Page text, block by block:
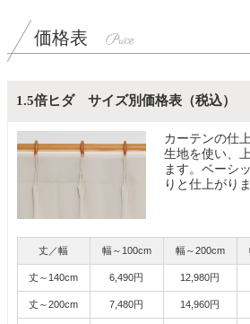
価格表
1.5倍ヒダ サイズ別価格表（税込）
カーテンの仕
生地を使い、
ます。ベーシ
りと仕上がりま
丈／幅
丈～140cm
丈～200cm
幅～100cm
6,490円
7,480円
幅～200cm
12,980円
14,960円